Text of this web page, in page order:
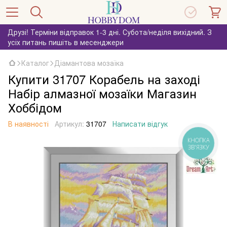
Друзі! Терміни відправок 1-3 дні. Субота/неділя вихідний. З
усіх питань пишіть в месенджери
Каталог Діамантова мозаїка
Купити 31707 Корабель на заході
Набір алмазної мозаїки Магазин
Хоббідом
В наявності Артикул: 31707 Написати відгук
КНОПКА
ЗВ'ЯЗКУ